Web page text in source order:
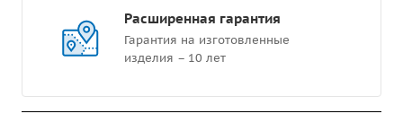
Расширенная гарантия
Гарантия на изготовленные
изделия – 10 лет